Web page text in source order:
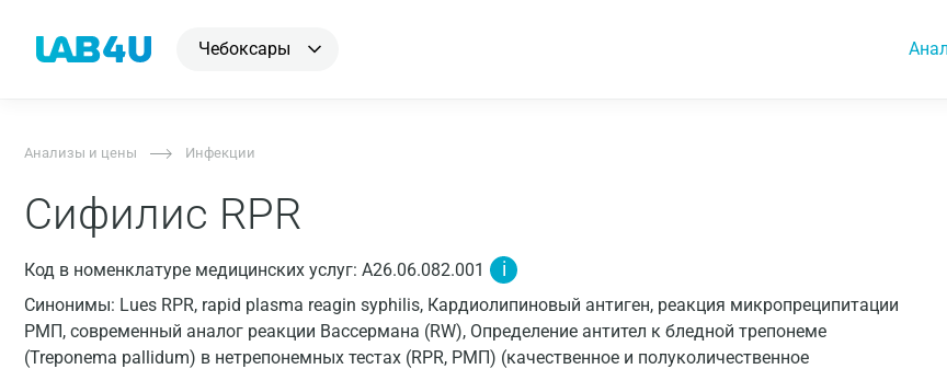
Чебоксары
Анализы и цены Инфекции
Сифилис RPR
Код в номенклатуре медицинских услуг: A26.06.082.001 i
Синонимы: Lues RPR, rapid plasma reagin syphilis, Кардиолипиновый антиген, реакция микропреципитации
РМП, современный аналог реакции Вассермана (RW), Определение антител к бледной трепонеме
(Treponema pallidum) в нетрепонемных тестах (RPR, РМП) (качественное и полуколичественное